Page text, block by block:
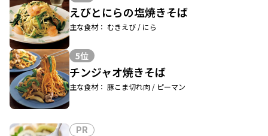
えびとにらの塩焼きそば
主な食材： むきえび / にら
5位
チンジャオ焼きそば
主な食材： 豚こま切れ肉 / ピーマン
PR